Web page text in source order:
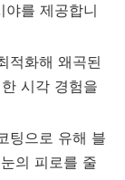
를 제공합니
적화해 왜곡된
시각 경험을
팅으로 유해 블
의 피로를 줄